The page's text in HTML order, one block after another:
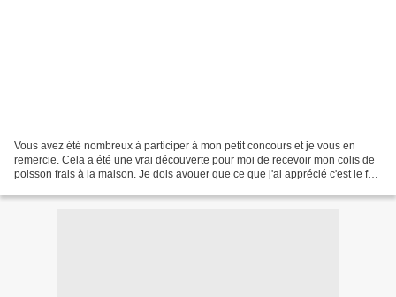
Vous avez été nombreux à participer à mon petit concours et je vous en
remercie. Cela a été une vrai découverte pour moi de recevoir mon colis de
poisson frais à la maison. Je dois avouer que ce que j'ai apprécié c'est le fait